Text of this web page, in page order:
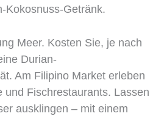
Kokosnuss-Getränk.
Meer. Kosten Sie, je nach
Durian-
Am Filipino Market erleben
und Fischrestaurants. Lassen
ausklingen – mit einem